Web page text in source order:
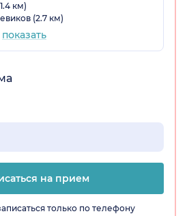
км)
(2.7 км)
показать
на прием
только по телефону